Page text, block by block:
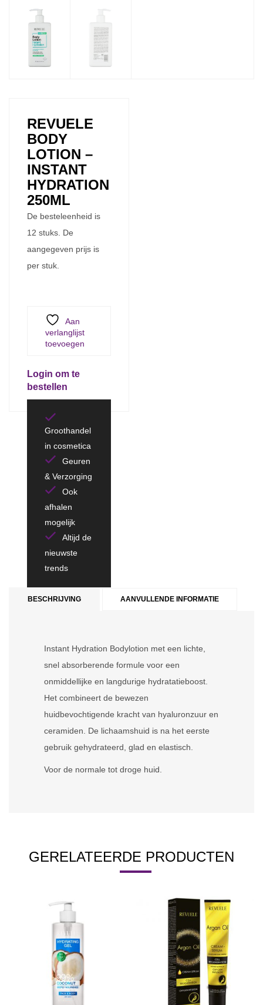
REVUELE
BODY
LOTION –
INSTANT
HYDRATION
250ML
De besteleenheid is
12 stuks. De
aangegeven prijs is
per stuk.
Aan
verlanglijst
toevoegen
Login om te
bestellen
Groothandel
in cosmetica
Geuren
& Verzorging
Ook
afhalen
mogelijk
Altijd de
nieuwste
trends
BESCHRIJVING AANVULLENDE INFORMATIE
Instant Hydration Bodylotion met een lichte,
snel absorberende formule voor een
onmiddellijke en langdurige hydratatieboost.
Het combineert de bewezen
huidbevochtigende kracht van hyaluronzuur en
ceramiden. De lichaamshuid is na het eerste
gebruik gehydrateerd, glad en elastisch.
Voor de normale tot droge huid.
GERELATEERDE PRODUCTEN